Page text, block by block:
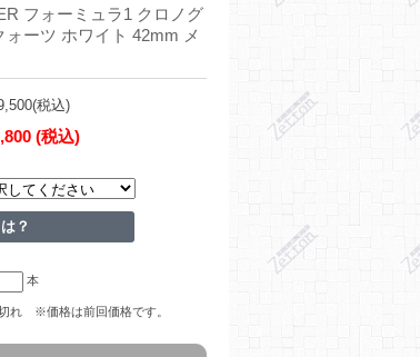
フォーミュラ1 クロノグ
ォーツ ホワイト 42mm メ
(税込)
(税込)
？
本
れ ※価格は前回価格です。